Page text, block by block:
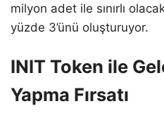
milyon adet ile sınırlı
yüzde 3’ünü oluşturuyor.
INIT Token ile
Yapma Fırsatı